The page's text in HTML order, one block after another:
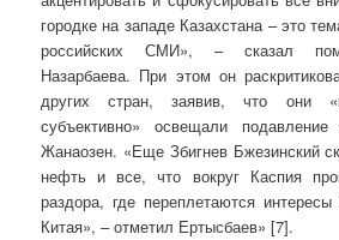
городке на западе Казахстана – это
российских СМИ», – сказал
Назарбаева. При этом он
других стран, заявив, что они
субъективно» освещали
Жанаозен. «Еще Збигнев Бжезинский
нефть и все, что вокруг Каспия
раздора, где переплетаются
Китая», – отметил Ертысбаев» [7].